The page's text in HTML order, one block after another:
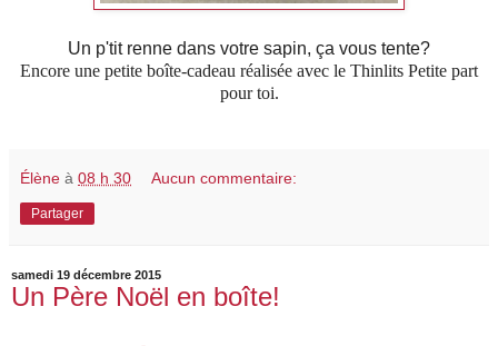
Un p'tit renne dans votre sapin, ça vous tente?
Encore une petite boîte-cadeau réalisée avec le Thinlits Petite part
pour toi.
Élène à 08 h 30 Aucun commentaire:
Partager
samedi 19 décembre 2015
Un Père Noël en boîte!